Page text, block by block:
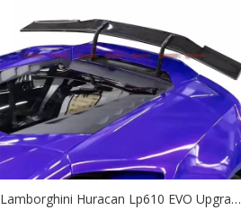
Lamborghini Huracan Lp610 EVO Upgrade